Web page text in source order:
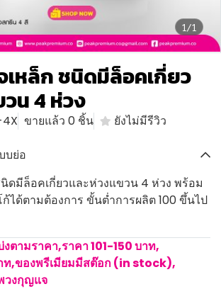
1/1
หล็ก ชนิดมีล็อคเกี่ยว
น 4 ห่วง
4X ขายแล้ว 0 ชิ้น
ยังไม่มีรีวิว
บย่อ
ดมีล็อคเกี่ยวและห่วงแขวน 4 ห่วง พร้อม
ด้ตามต้องการ ขั้นต่ำการผลิต 100 ขึ้นไป
ตามราคา,ราคา 101-150 บาท,
ท,ของพรีเมียมมีสต๊อก (in stock),
วงกุญแจ